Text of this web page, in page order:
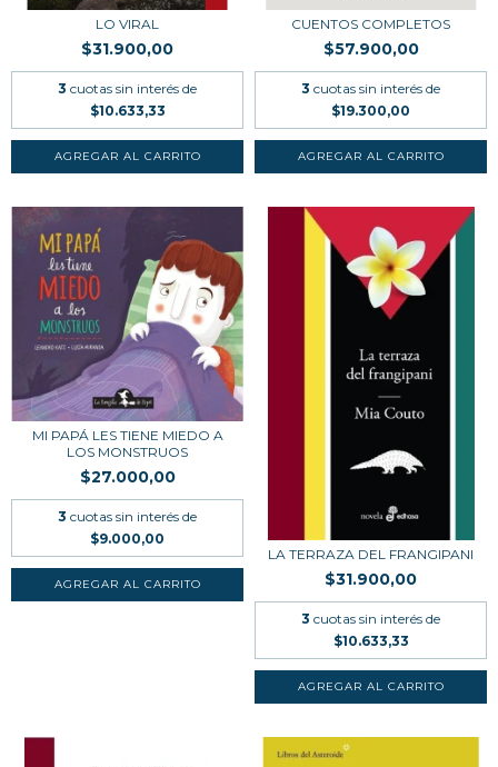
LO VIRAL
$31.900,00
3 cuotas sin interés de
$10.633,33
CUENTOS COMPLETOS
$57.900,00
3 cuotas sin interés de
$19.300,00
MI PAPÁ LES TIENE MIEDO A
LOS MONSTRUOS
$27.000,00
3 cuotas sin interés de
$9.000,00
LA TERRAZA DEL FRANGIPANI
$31.900,00
3 cuotas sin interés de
$10.633,33